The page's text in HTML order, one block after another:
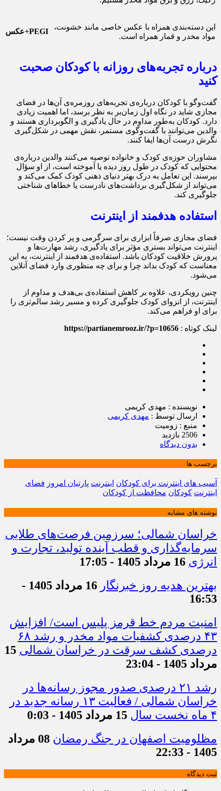
این دسته‌بندی همراه با عکس خاصی مانند خشونت،
مواد مخدر و قمار همراه است.
PEGI+عکس
درباره تجربه‌های روزانه با کودکان صحبت
کنید
گفت‌وگو با کودکان درباره‌ی تجربه‌های روزمره‌ی آن‌ها در فضای
مجازی شاید در نگاه اول زمان‌بر به نظر برسد، اما اهمیت زیادی
دارد. کودکان به‌طور مداوم در حال یادگیری و الگوبرداری هستند و
والدین می‌توانند با گفت‌وگوی مستمر، نقش مهمی در شکل‌گیری
نگرش درست آن‌ها ایفا کنند.
مشاوران حوزه‌ی کودک و خانواده توصیه می‌کنند والدین درباره‌ی
محتوایی که کودک در طول روز دیده یا آموخته است، از او سؤال
بپرسند. این تعامل به درک بهتر دنیای ذهنی کودک کمک می‌کند و
می‌تواند از شکل‌گیری برداشت‌های نادرست یا خطاهای شناختی
جلوگیری کند.
استفاده هدفمند از اینترنت
فضای مجازی صرفاً ابزاری برای سرگرمی و پر کردن وقت نیست؛
اینترنت می‌تواند بستری مؤثر برای یادگیری، رشد مهارت‌ها و
پرورش خلاقیت کودکان باشد. استفاده‌ی هدفمند از اینترنت، به این
معناست که کودک بداند چرا و برای چه منظوری وارد فضای آنلاین
می‌شود.
چنین رویکردی، علاوه بر کاهش استفاده‌ی بی‌هدف و مداوم از
اینترنت، از انزوای کودک جلوگیری کرده و مسیر رشد سالم‌تری را
برای او فراهم می‌کند.
لینک کوتاه : https://partianemrooz.ir/?p=10656
نویسنده : مهدی کریمی
ارسال توسط : مهدی کریمی
منبع : زومیت
2506 بازدید
بدون دیدگاه
برچسب ها
آسیب های اینترنت برای کودکان اینترنت پارتیان امروز فضای
اینترنت کودکان محافظت از کودکان
نوشته های مشابه
خراسان شمالی؛ سرزمین فرصت‌های طلایی
سرمایه‌گذاری و قطب آینده تولید، تجارت و
انرژی 16 مرداد 1405 - 17:05
بهترین هدیه روز خبرنگار
16 مرداد 1405 -
16:53
امنیت مردم خط قرمز پلیس است/ افزایش
۴۳ درصدی کشفیات مواد مخدر و رشد ۶۸
درصدی کشف سرقت در خراسان شمالی 15
مرداد 1405 - 23:04
رشد ۲۱ درصدی صدور مجوز رسانه‌ها در
خراسان شمالی / فعالیت ۱۳ رسانه جدید در
۴ ماه نخست سال
15 مرداد 1405 - 0:03
مظلومیت اصفهان در جنگ رمضان
08 مرداد
1405 - 22:33
ثبت دیدگاه